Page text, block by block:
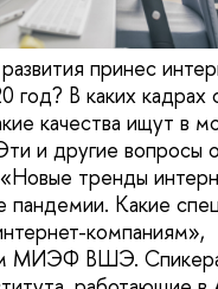
принес
год? В каких кадрах
качества ищут в
и другие вопросы
тренды
пандемии. Какие
компаниям»,
МИЭФ ВШЭ.